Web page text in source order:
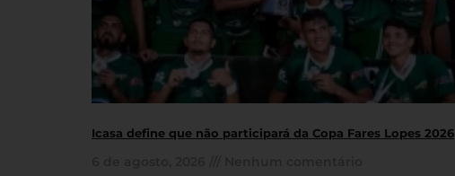
Icasa define que não participará da Copa Fares Lopes 2026